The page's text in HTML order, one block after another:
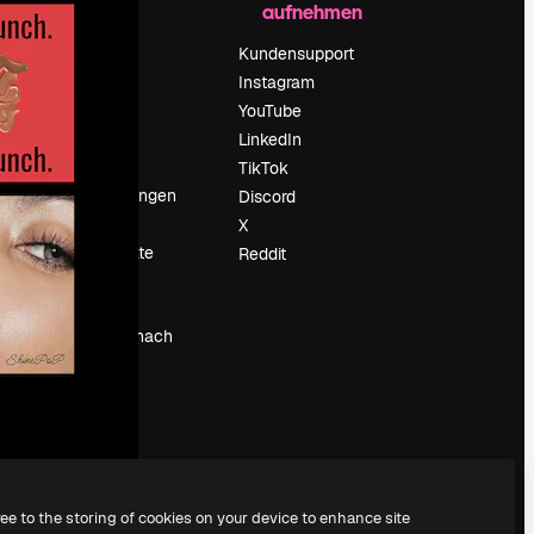
Veranstaltungen
Slidesgo
Deine Inhalte
verkaufen
Suchst du nach
magnific.ai
aufnehmen
Kundensupport
Instagram
YouTube
LinkedIn
TikTok
Discord
X
Reddit
to the storing of cookies on your device to enhance site